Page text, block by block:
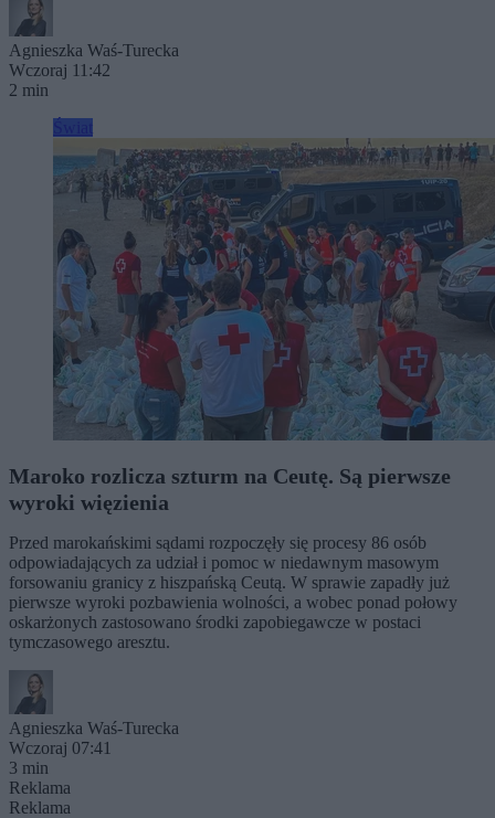
Agnieszka Waś-Turecka
Wczoraj 11:42
2 min
Maroko rozlicza szturm na Ceutę. Są pierwsze
wyroki więzienia
Przed marokańskimi sądami rozpoczęły się procesy 86 osób
odpowiadających za udział i pomoc w niedawnym masowym
forsowaniu granicy z hiszpańską Ceutą. W sprawie zapadły już
pierwsze wyroki pozbawienia wolności, a wobec ponad połowy
oskarżonych zastosowano środki zapobiegawcze w postaci
tymczasowego aresztu.
Agnieszka Waś-Turecka
Wczoraj 07:41
3 min
Reklama
Reklama